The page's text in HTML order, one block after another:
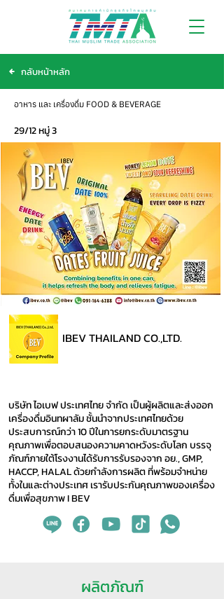
กลับหน้าหลัก
อาหาร และ เครื่องดื่ม FOOD & BEVERAGE
29/12 หมู่ 3
IBEV THAILAND CO.,LTD.
บริษัท ไอเบฟ ประเทศไทย จำกัด เป็นผู้ผลิตและส่งออก
เครื่องดื่มอินทผาลัม ชั้นนำจากประเทศไทยด้วย
ประสบการณ์กว่า 10 ปีในการยกระดับมาตรฐาน
คุณภาพเพื่อตอบสนองความคาดหวังระดับโลก บรรจุ
ภัณฑ์ภายใต้โรงงานได้รับการรับรองจาก อย., GMP,
HACCP, HALAL ด้วยกำลังการผลิต ที่พร้อมจำหน่าย
ทั้งในและต่างประเทศ เรารับประกันคุณภาพของเครื่อง
ดื่มเพื่อสุขภาพ I BEV
ผลิตภัณฑ์